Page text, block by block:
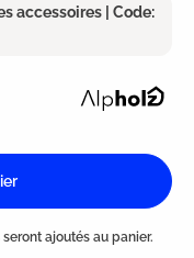
accessoires | Code:
ajoutés au panier.